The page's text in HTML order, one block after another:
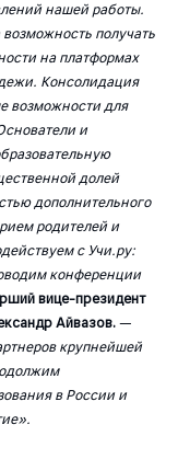
нашей работы.
получать
на платформах
Консолидация
возможности для
и
долей
дополнительного
родителей и
с Учи.ру:
конференции
вице-президент
Айвазов. —
крупнейшей
в России и